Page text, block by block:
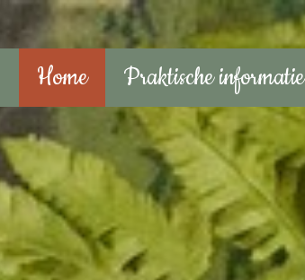
Home Praktische informatie